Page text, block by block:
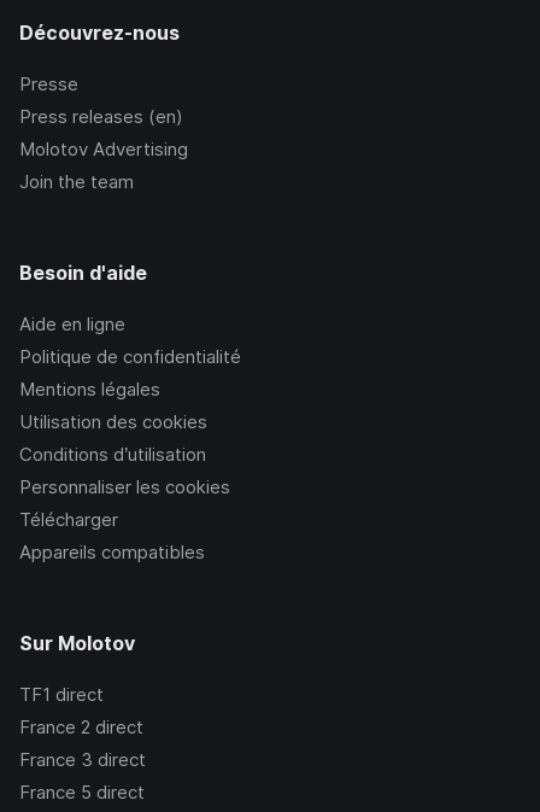
Découvrez-nous
Presse
Press releases (en)
Molotov Advertising
Join the team
Besoin d'aide
Aide en ligne
Politique de confidentialité
Mentions légales
Utilisation des cookies
Conditions d’utilisation
Personnaliser les cookies
Télécharger
Appareils compatibles
Sur Molotov
TF1 direct
France 2 direct
France 3 direct
France 5 direct